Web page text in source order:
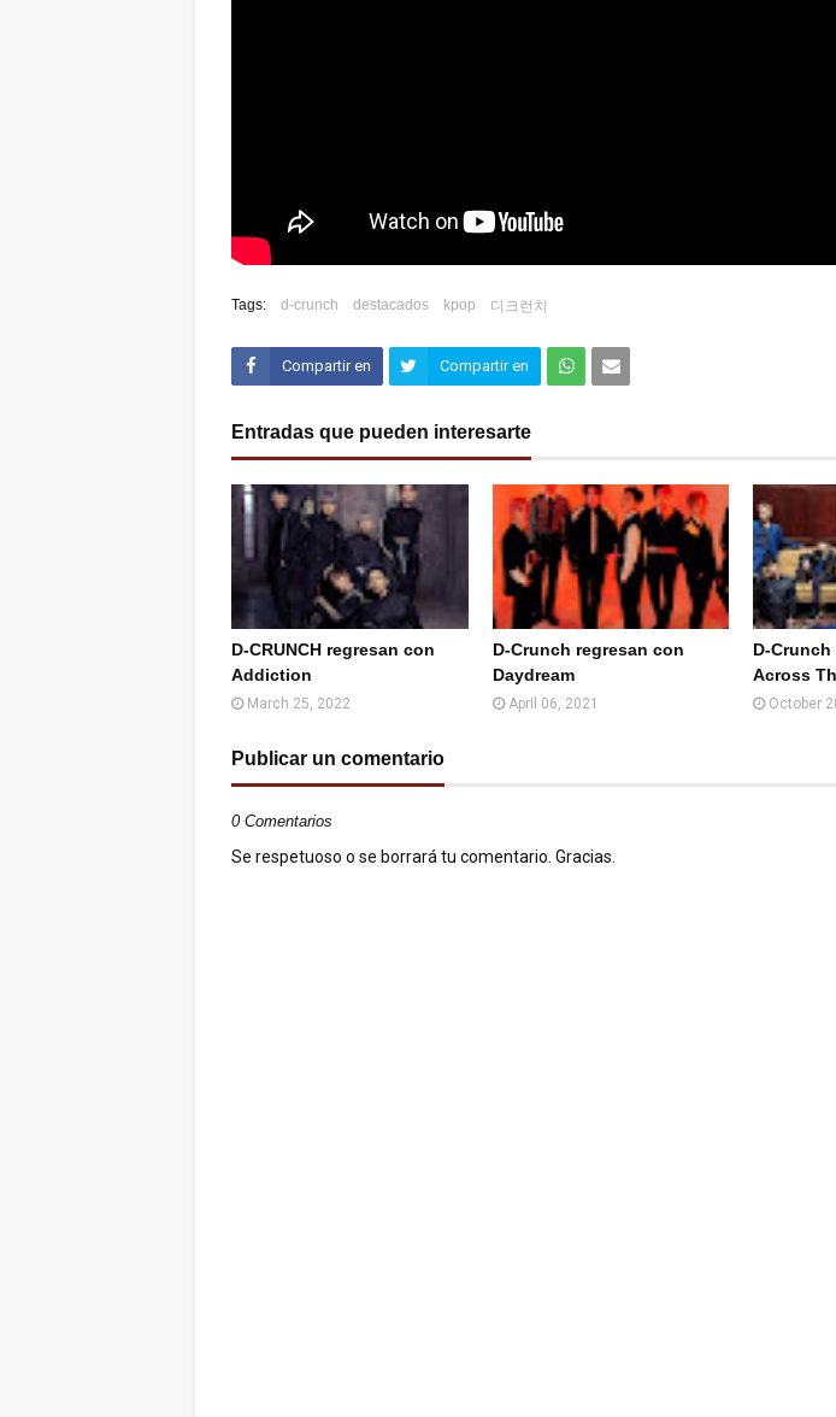
Tags: d-crunch destacados kpop 디크런치
Compartir en Compartir en
en
What
sApp
(Web
por
Email
Entradas que pueden interesarte
D-CRUNCH regresan con
Addiction
March 25, 2022
D-Crunch regresan con
Daydream
April 06, 2021
D-
Across
October
Publicar un comentario
0 Comentarios
Se respetuoso o se borrará tu comentario. Gracias.